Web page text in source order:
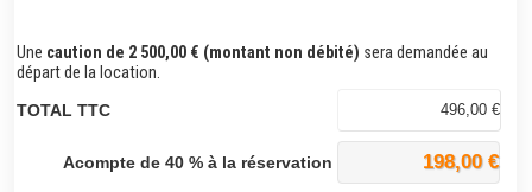
Une caution de 2 500,00 € (montant non débité) sera demandée au
départ de la location.
TOTAL TTC 496,00 €
Acompte de 40 % à la réservation 198,00 €